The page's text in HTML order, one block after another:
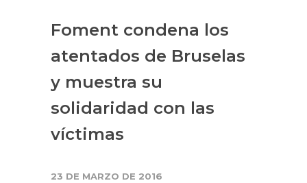
Foment condena los
atentados de Bruselas
y muestra su
solidaridad con las
víctimas​​​​​
23 DE MARZO DE 2016